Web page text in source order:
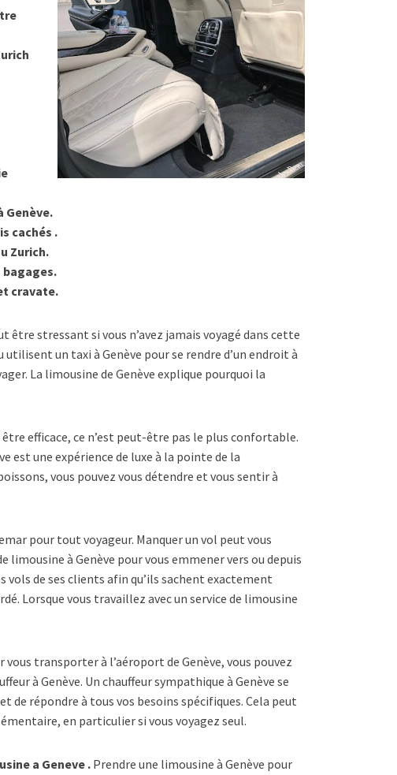
Genève.
cachés .
Zurich.
cravate.
stressant si vous n’avez jamais voyagé dans cette
un taxi à Genève pour se rendre d’un endroit à
La limousine de Genève explique pourquoi la
efficace, ce n’est peut-être pas le plus confortable.
est une expérience de luxe à la pointe de la
vous pouvez vous détendre et vous sentir à
pour tout voyageur. Manquer un vol peut vous
à Genève pour vous emmener vers ou depuis
vols de ses clients afin qu’ils sachent exactement
Lorsque vous travaillez avec un service de limousine
transporter à l’aéroport de Genève, vous pouvez
à Genève. Un chauffeur sympathique à Genève se
de répondre à tous vos besoins spécifiques. Cela peut
en particulier si vous voyagez seul.
a Geneve . Prendre une limousine à Genève pour